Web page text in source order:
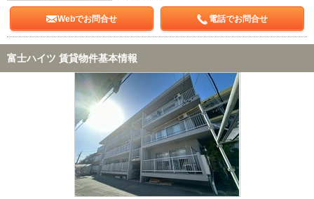
Webでお問合せ 電話でお問合せ
富士ハイツ 賃貸物件基本情報